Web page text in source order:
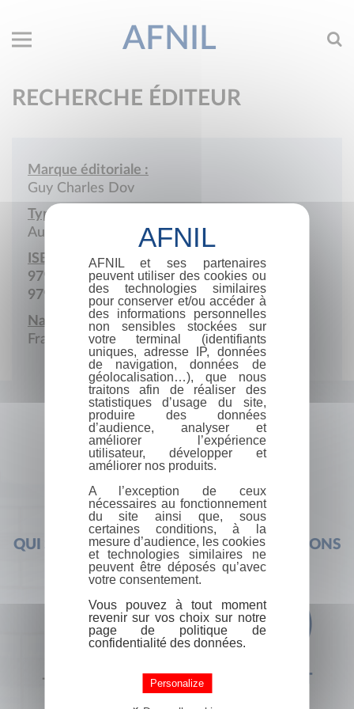
AFNIL
RECHERCHE ÉDITEUR
Marque éditoriale :
Guy Charles Dov
Type de société :
Auto-édition
ISBN :
979-10-979316
979-10-979982
Nationalité :
France
QUI SOMMES-NOUS ?FOIRE AUX QUESTIONS
+33 (0) 1 44 41 29 19 CONTACT
AFNIL et ses partenaires
peuvent utiliser des cookies ou
des technologies similaires
pour conserver et/ou accéder à
des informations personnelles
non sensibles stockées sur
votre terminal (identifiants
uniques, adresse IP, données
de navigation, données de
géolocalisation…), que nous
traitons afin de réaliser des
statistiques d’usage du site,
produire des données
d’audience, analyser et
améliorer l’expérience
utilisateur, développer et
améliorer nos produits.
A l’exception de ceux
nécessaires au fonctionnement
du site ainsi que, sous
certaines conditions, à la
mesure d’audience, les cookies
et technologies similaires ne
peuvent être déposés qu’avec
votre consentement.
Vous pouvez à tout moment
revenir sur vos choix sur notre
page de politique de
confidentialité des données.
Personalize